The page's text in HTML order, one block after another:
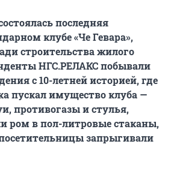
последняя
клубе «Че Гевара»,
строительства жилого
НГС.РЕЛАКС побывали
с 10-летней историей, где
пускал имущество клуба —
противогазы и стулья,
ром в пол-литровые стаканы,
запрыгивали